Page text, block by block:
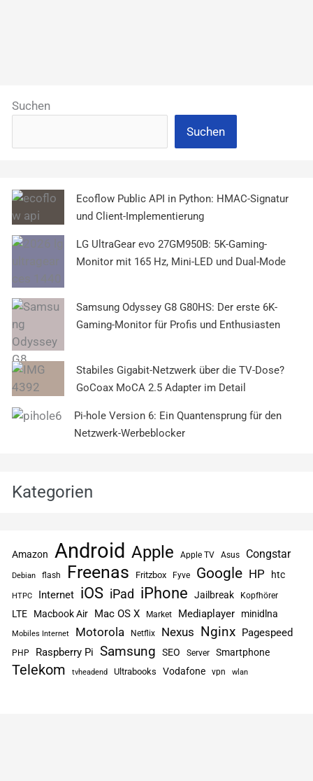
Suchen
Suchen
Ecoflow Public API in Python: HMAC-Signatur
und Client-Implementierung
LG UltraGear evo 27GM950B: 5K-Gaming-
Monitor mit 165 Hz, Mini-LED und Dual-Mode
Samsung Odyssey G8 G80HS: Der erste 6K-
Gaming-Monitor für Profis und Enthusiasten
Stabiles Gigabit-Netzwerk über die TV-Dose?
GoCoax MoCA 2.5 Adapter im Detail
Pi-hole Version 6: Ein Quantensprung für den
Netzwerk-Werbeblocker
Kategorien
Amazon Android Apple Apple TV Asus Congstar
Debian flash Freenas Fritzbox Fyve Google HP htc
HTPC Internet iOS iPad iPhone Jailbreak Kopfhörer
LTE Macbook Air Mac OS X Market Mediaplayer minidlna
Mobiles Internet Motorola Netflix Nexus Nginx Pagespeed
PHP Raspberry Pi Samsung SEO Server Smartphone
Telekom tvheadend Ultrabooks Vodafone vpn wlan